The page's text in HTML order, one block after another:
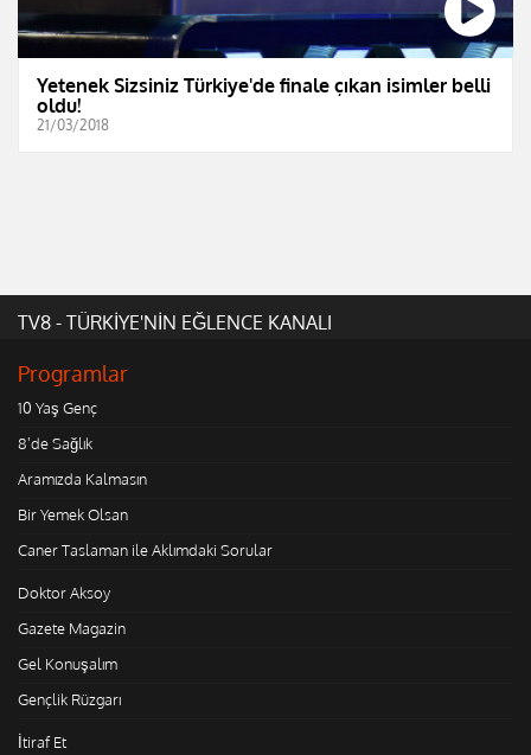
Yetenek Sizsiniz Türkiye'de finale çıkan isimler belli
oldu!
21/03/2018
TV8 - TÜRKİYE'NİN EĞLENCE KANALI
Programlar
10 Yaş Genç
8'de Sağlık
Aramızda Kalmasın
Bir Yemek Olsan
Caner Taslaman ile Aklımdaki Sorular
Doktor Aksoy
Gazete Magazin
Gel Konuşalım
Gençlik Rüzgarı
İtiraf Et